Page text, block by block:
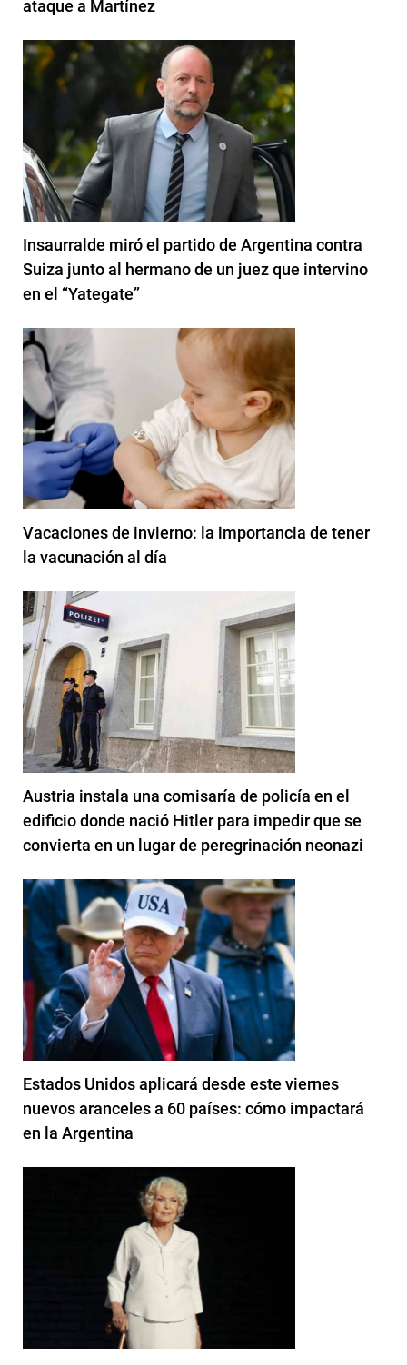
ataque a Martínez
Insaurralde miró el partido de Argentina contra
Suiza junto al hermano de un juez que intervino
en el “Yategate”
Vacaciones de invierno: la importancia de tener
la vacunación al día
Austria instala una comisaría de policía en el
edificio donde nació Hitler para impedir que se
convierta en un lugar de peregrinación neonazi
Estados Unidos aplicará desde este viernes
nuevos aranceles a 60 países: cómo impactará
en la Argentina